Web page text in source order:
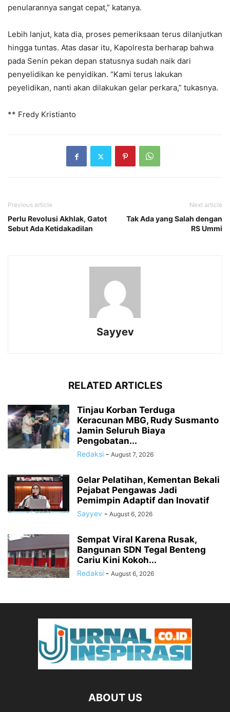
penularannya sangat cepat,” katanya.
Lebih lanjut, kata dia, proses pemeriksaan terus dilanjutkan
hingga tuntas. Atas dasar itu, Kapolresta berharap bahwa
pada Senin pekan depan statusnya sudah naik dari
penyelidikan ke penyidikan. “Kami terus lakukan
peyelidikan, nanti akan dilakukan gelar perkara,” tukasnya.
** Fredy Kristianto
Previous article
Perlu Revolusi Akhlak, Gatot
Sebut Ada Ketidakadilan
Next article
Tak Ada yang Salah dengan
RS Ummi
Sayyev
RELATED ARTICLES
Tinjau Korban Terduga
Keracunan MBG, Rudy Susmanto
Jamin Seluruh Biaya
Pengobatan...
Redaksi - August 7, 2026
Gelar Pelatihan, Kementan Bekali
Pejabat Pengawas Jadi
Pemimpin Adaptif dan Inovatif
Sayyev - August 6, 2026
Sempat Viral Karena Rusak,
Bangunan SDN Tegal Benteng
Cariu Kini Kokoh...
Redaksi - August 6, 2026
ABOUT US